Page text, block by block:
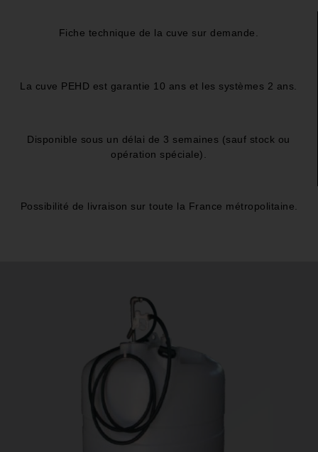
Fiche technique de la cuve sur demande.
La cuve PEHD est garantie 10 ans et les systèmes 2 ans.
Disponible sous un délai de 3 semaines (sauf stock ou
opération spéciale).
Possibilité de livraison sur toute la France métropolitaine.